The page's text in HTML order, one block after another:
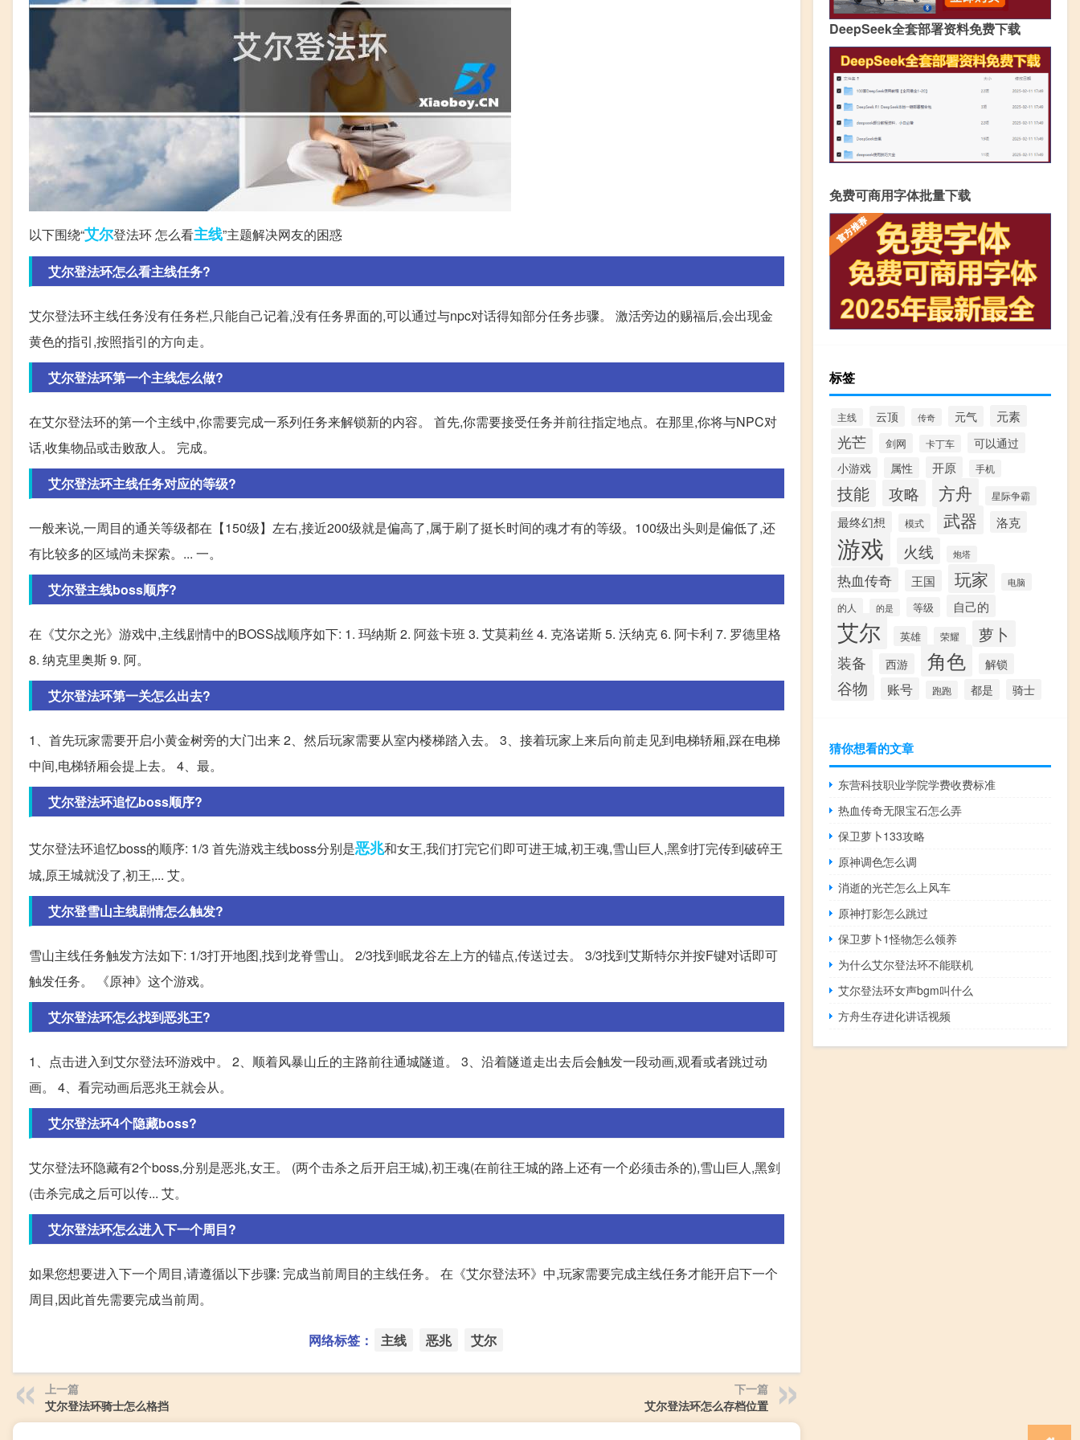
以下围绕“艾尔登法环 怎么看主线”主题解决网友的困惑
艾尔登法环怎么看主线任务?
艾尔登法环主线任务没有任务栏,只能自己记着,没有任务界面的,可以通过与npc对话得知部分任务步骤。 激活旁边的赐福后,会出现金
黄色的指引,按照指引的方向走。
艾尔登法环第一个主线怎么做?
在艾尔登法环的第一个主线中,你需要完成一系列任务来解锁新的内容。 首先,你需要接受任务并前往指定地点。在那里,你将与NPC对
话,收集物品或击败敌人。 完成。
艾尔登法环主线任务对应的等级?
一般来说,一周目的通关等级都在【150级】左右,接近200级就是偏高了,属于刷了挺长时间的魂才有的等级。100级出头则是偏低了,还
有比较多的区域尚未探索。... 一。
艾尔登主线boss顺序?
在《艾尔之光》游戏中,主线剧情中的BOSS战顺序如下: 1. 玛纳斯 2. 阿兹卡班 3. 艾莫莉丝 4. 克洛诺斯 5. 沃纳克 6. 阿卡利 7. 罗德里格
8. 纳克里奥斯 9. 阿。
艾尔登法环第一关怎么出去?
1、首先玩家需要开启小黄金树旁的大门出来 2、然后玩家需要从室内楼梯踏入去。 3、接着玩家上来后向前走见到电梯轿厢,踩在电梯
中间,电梯轿厢会提上去。 4、最。
艾尔登法环追忆boss顺序?
艾尔登法环追忆boss的顺序: 1/3 首先游戏主线boss分别是恶兆和女王,我们打完它们即可进王城,初王魂,雪山巨人,黑剑打完传到破碎王
城,原王城就没了,初王,... 艾。
艾尔登雪山主线剧情怎么触发?
雪山主线任务触发方法如下: 1/3打开地图,找到龙脊雪山。 2/3找到眠龙谷左上方的锚点,传送过去。 3/3找到艾斯特尔并按F键对话即可
触发任务。 《原神》这个游戏。
艾尔登法环怎么找到恶兆王?
1、点击进入到艾尔登法环游戏中。 2、顺着风暴山丘的主路前往通城隧道。 3、沿着隧道走出去后会触发一段动画,观看或者跳过动
画。 4、看完动画后恶兆王就会从。
艾尔登法环4个隐藏boss?
艾尔登法环隐藏有2个boss,分别是恶兆,女王。 (两个击杀之后开启王城),初王魂(在前往王城的路上还有一个必须击杀的),雪山巨人,黑剑
(击杀完成之后可以传... 艾。
艾尔登法环怎么进入下一个周目?
如果您想要进入下一个周目,请遵循以下步骤: 完成当前周目的主线任务。 在《艾尔登法环》中,玩家需要完成主线任务才能开启下一个
周目,因此首先需要完成当前周。
网络标签： 主线 恶兆 艾尔
上一篇
艾尔登法环骑士怎么格挡
下一篇
艾尔登法环怎么存档位置
DeepSeek全套部署资料免费下载
免费可商用字体批量下载
标签
主线 云顶 传奇 元气 元素
光芒 剑网 卡丁车
可以通过
小游戏
属性 开原 手机
技能 攻略 方舟 星际争霸
最终幻想 模式 武器 洛克
游戏 火线 炮塔
热血传奇 王国 玩家 电脑
的人 的是 等级 自己的
艾尔 英雄 荣耀 萝卜
装备 西游 角色 解锁
谷物 账号 跑跑 都是 骑士
猜你想看的文章
东营科技职业学院学费收费标准
热血传奇无限宝石怎么弄
保卫萝卜133攻略
原神调色怎么调
消逝的光芒怎么上风车
原神打影怎么跳过
保卫萝卜1怪物怎么领养
为什么艾尔登法环不能联机
艾尔登法环女声bgm叫什么
方舟生存进化讲话视频